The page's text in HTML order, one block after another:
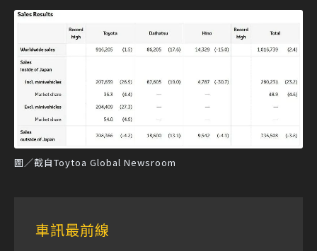
圖／截自Toytoa Global Newsroom
車訊最前線